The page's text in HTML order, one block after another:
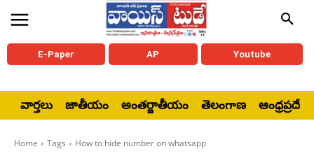
E-Paper AP Youtube
వార్తలు జాతీయం అంతర్జాతీయం తెలంగాణ ఆంధ్రప్రదేశ్
Home Tags How to hide number on whatsapp